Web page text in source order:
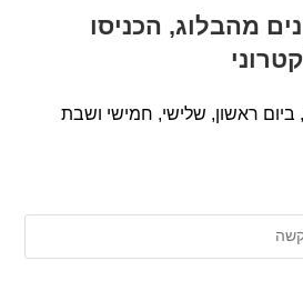
הכניסו
שלישי, חמישי ושבת